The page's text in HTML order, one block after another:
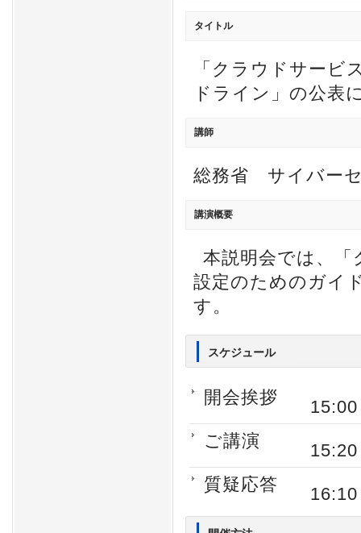
タイトル
「クラウドサービ
ドライン」の公表
講師
総務省 サイバー
講演概要
本説明会では、
設定のためのガイ
す。
スケジュール
開会挨拶
ご講演
質疑応答